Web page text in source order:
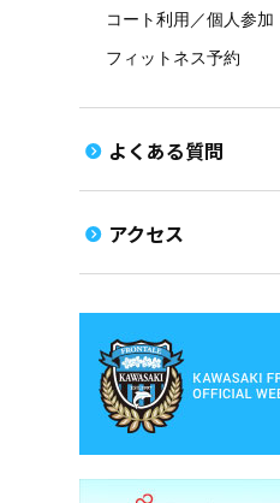
コート利用／個人参加
フィットネス予約
よくある質問
アクセス